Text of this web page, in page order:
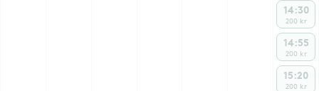
14:30
200 kr
14:55
200 kr
15:20
200 kr